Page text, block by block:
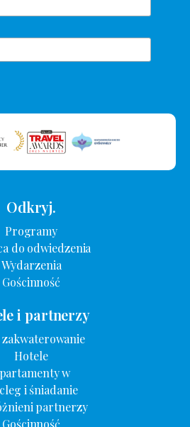
ZAKWATEROWANIA
Odkryj.
Programy
do odwiedzenia
Wydarzenia
Gościnność
i partnerzy
zakwaterowanie
Hotele
w
i śniadanie
partnerzy
Gościnność